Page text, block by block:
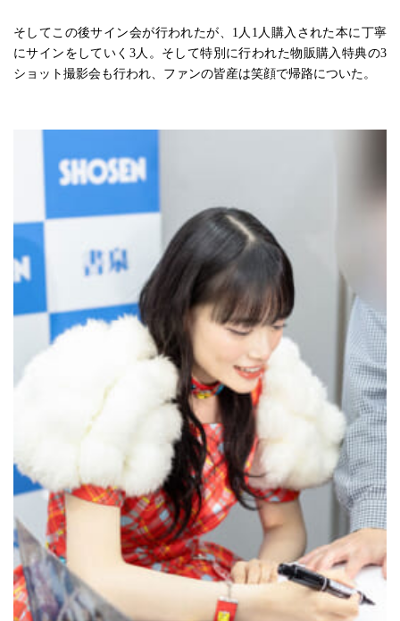
そしてこの後サイン会が行われたが、1人1人購入された本に丁寧
にサインをしていく3人。そして特別に行われた物販購入特典の3
ショット撮影会も行われ、ファンの皆産は笑顔で帰路についた。